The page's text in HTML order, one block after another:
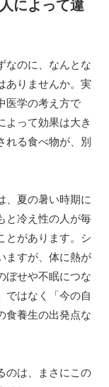
なのに、なんとな
ありませんか。実
医学の考え方で
よって効果は大き
れる食べ物が、別
、夏の暑い時期に
と冷え性の人が毎
とがあります。シ
ますが、体に熱が
ぼせや不眠につな
ではなく「今の自
食養生の出発点な
のは、まさにこの